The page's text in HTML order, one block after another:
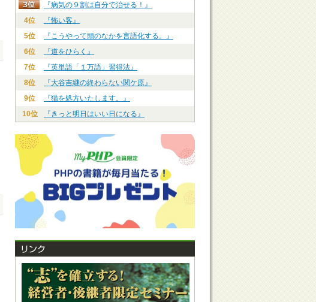
『病気の９割は自分で治せる！』
4位
『怖い客』
5位
『こうやって頭のなかを言語化する。』
6位
『道をひらく』
7位
『英単語「１万語」習得法』
8位
『大谷吉継の終わらない関ケ原』
9位
『猫を処方いたします。』
10位
『きっと明日はいい日になる』